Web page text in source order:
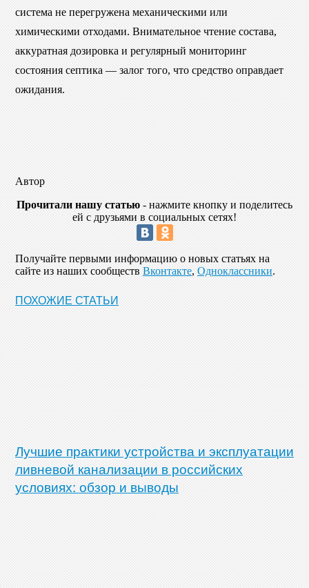
система не перегружена механическими или
химическими отходами. Внимательное чтение состава,
аккуратная дозировка и регулярный мониторинг
состояния септика — залог того, что средство оправдает
ожидания.
Автор
Прочитали нашу статью - нажмите кнопку и поделитесь
ей с друзьями в социальных сетях!
Получайте первыми информацию о новых статьях на
сайте из наших сообществ Вконтакте, Одноклассники.
ПОХОЖИЕ СТАТЬИ
Лучшие практики устройства и эксплуатации
ливневой канализации в российских
условиях: обзор и выводы